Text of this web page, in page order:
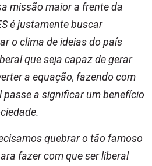
missão maior a frente da
é justamente buscar
o clima de ideias do país
que seja capaz de gerar
a equação, fazendo com
passe a significar um benefício
quebrar o tão famoso
fazer com que ser liberal